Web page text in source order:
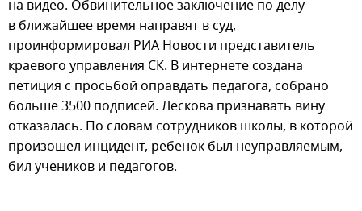
на видео. Обвинительное заключение по делу
в ближайшее время направят в суд,
проинформировал РИА Новости представитель
краевого управления СК. В интернете создана
петиция с просьбой оправдать педагога, собрано
больше 3500 подписей. Лескова признавать вину
отказалась. По словам сотрудников школы, в которой
произошел инцидент, ребенок был неуправляемым,
бил учеников и педагогов.